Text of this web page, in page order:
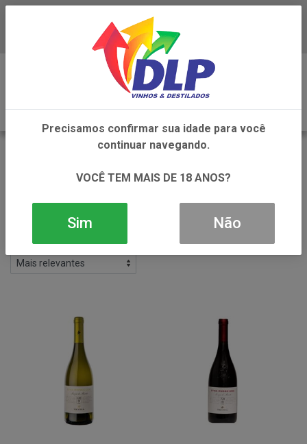
Baixe já o APP da DLP Vinhos
VINHOS VINHO
2 produtos ordenados por:
Precisamos confirmar sua idade para você
continuar navegando.
VOCÊ TEM MAIS DE 18 ANOS?
Sim Não